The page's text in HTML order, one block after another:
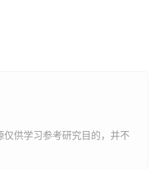
供学习参考研究目的，并不